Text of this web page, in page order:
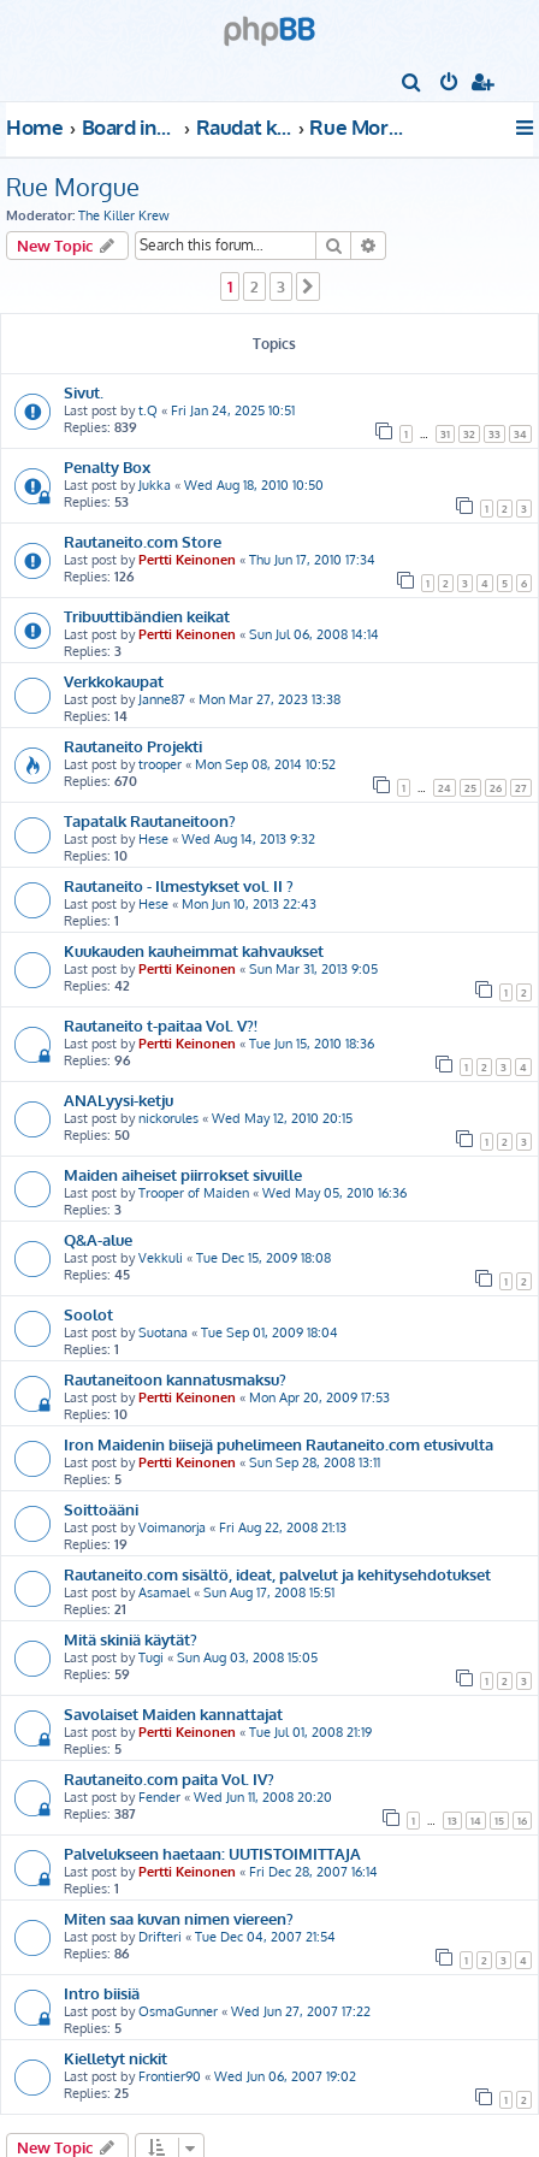
Home Board index Raudat kattoon! Rue Morgue
Rue Morgue
Moderator: The Killer Krew
New Topic Search
1 2 3
Topics
Sivut.
Last post byt.Q « Fri Jan 24, 2025 10:51
Replies: 839 1 31 32 33 34
Penalty Box
Last post by Jukka « Wed Aug 18, 2010 10:50
Replies: 53 1 2 3
Rautaneito.com Store
Last post byPertti Keinonen « Thu Jun 17, 2010 17:34
Replies: 126 1 2 3 4 5 6
Tribuuttibändien keikat
Last post byPertti Keinonen « Sun Jul 06, 2008 14:14
Replies: 3
Verkkokaupat
Last post by Janne87 « Mon Mar 27, 2023 13:38
Replies: 14
Rautaneito Projekti
Last post bytrooper « Mon Sep 08, 2014 10:52
Replies: 670 1 24 25 26 27
Tapatalk Rautaneitoon?
Last post by Hese « Wed Aug 14, 2013 9:32
Replies: 10
Rautaneito - Ilmestykset vol. II ?
Last post by Hese « Mon Jun 10, 2013 22:43
Replies: 1
Kuukauden kauheimmat kahvaukset
Last post byPertti Keinonen « Sun Mar 31, 2013 9:05
Replies: 42 1 2
Rautaneito t-paitaa Vol. V?!
Last post byPertti Keinonen « Tue Jun 15, 2010 18:36
Replies: 96 1 2 3 4
ANALyysi-ketju
Last post bynickorules « Wed May 12, 2010 20:15
Replies: 50 1 2 3
Maiden aiheiset piirrokset sivuille
Last post byTrooper of Maiden « Wed May 05, 2010 16:36
Replies: 3
Q&A-alue
Last post byVekkuli « Tue Dec 15, 2009 18:08
Replies: 45 1 2
Soolot
Last post bySuotana « Tue Sep 01, 2009 18:04
Replies: 1
Rautaneitoon kannatusmaksu?
Last post byPertti Keinonen « Mon Apr 20, 2009 17:53
Replies: 10
Iron Maidenin biisejä puhelimeen Rautaneito.com etusivulta
Last post byPertti Keinonen « Sun Sep 28, 2008 13:11
Replies: 5
Soittoääni
Last post byVoimanorja « Fri Aug 22, 2008 21:13
Replies: 19
Rautaneito.com sisältö, ideat, palvelut ja kehitysehdotukset
Last post byAsamael « Sun Aug 17, 2008 15:51
Replies: 21
Mitä skiniä käytät?
Last post byTugi « Sun Aug 03, 2008 15:05
Replies: 59 1 2 3
Savolaiset Maiden kannattajat
Last post byPertti Keinonen « Tue Jul 01, 2008 21:19
Replies: 5
Rautaneito.com paita Vol. IV?
Last post by Fender « Wed Jun 11, 2008 20:20
Replies: 387 1 13 14 15 16
Palvelukseen haetaan: UUTISTOIMITTAJA
Last post byPertti Keinonen « Fri Dec 28, 2007 16:14
Replies: 1
Miten saa kuvan nimen viereen?
Last post by Drifteri « Tue Dec 04, 2007 21:54
Replies: 86 1 2 3 4
Intro biisiä
Last post byOsmaGunner « Wed Jun 27, 2007 17:22
Replies: 5
Kielletyt nickit
Last post by Frontier90 « Wed Jun 06, 2007 19:02
Replies: 25 1 2
New Topic